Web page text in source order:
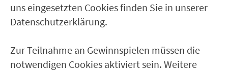
Lußberg Breitbrunner Str.
Hasenmühle
Kottendorf Kottendorfer Str.
Goggelgereuth Abzw.
uns eingesetzten Cookies finden Sie in unserer
Datenschutzerklärung.
Zur Teilnahme an Gewinnspielen müssen die
notwendigen Cookies aktiviert sein. Weitere